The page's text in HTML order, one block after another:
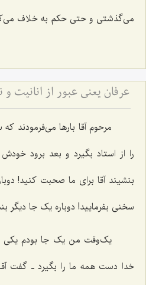
می‌گذشتی و حتی حکم به خلاف
عرفان یعنی عبور از انانیت و
مرحوم آقا بارها
را از استاد بگیرد و بعد برود
بنشیند آقا برای ما صحبت کنید!
سخنی بفرمایید! دوباره یک جا دیگر
یک‌وقت من یک جا بودم یکی
خدا دست همه ما را بگیرد ـ گفت